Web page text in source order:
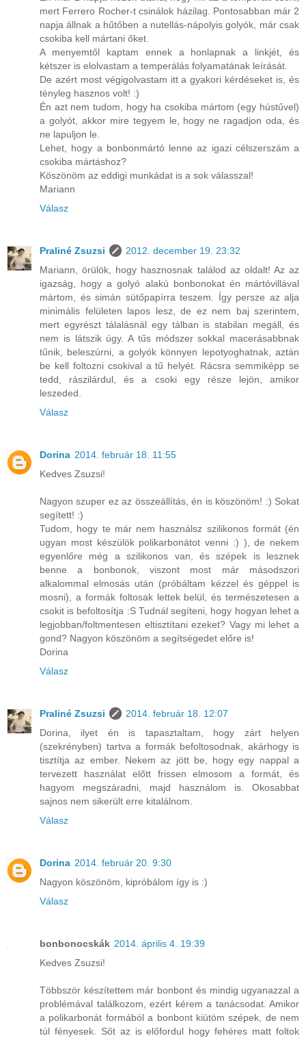
mert Ferrero Rocher-t csinálok házilag. Pontosabban már 2
napja állnak a hűtőben a nutellás-nápolyis golyók, már csak
csokiba kell mártani őket.
A menyemtől kaptam ennek a honlapnak a linkjét, és
kétszer is elolvastam a temperálás folyamatának leírását.
De azért most végigolvastam itt a gyakori kérdéseket is, és
tényleg hasznos volt! :)
Én azt nem tudom, hogy ha csokiba mártom (egy hústűvel)
a golyót, akkor mire tegyem le, hogy ne ragadjon oda, és
ne lapuljon le.
Lehet, hogy a bonbonmártó lenne az igazi célszerszám a
csokiba mártáshoz?
Köszönöm az eddigi munkádat is a sok válasszal!
Mariann
Válasz
Praliné Zsuzsi
2012. december 19. 23:32
Mariann, örülök, hogy hasznosnak találod az oldalt! Az az
igazság, hogy a golyó alakú bonbonokat én mártóvillával
mártom, és simán sütőpapírra teszem. Így persze az alja
minimális felületen lapos lesz, de ez nem baj szerintem,
mert egyrészt tálalásnál egy tálban is stabilan megáll, és
nem is látszik úgy. A tűs módszer sokkal macerásabbnak
tűnik, beleszúrni, a golyók könnyen lepotyoghatnak, aztán
be kell foltozni csokival a tű helyét. Rácsra semmiképp se
tedd, rászilárdul, és a csoki egy része lejön, amikor
leszeded.
Válasz
Dorina 2014. február 18. 11:55
Kedves Zsuzsi!
Nagyon szuper ez az összeállítás, én is köszönöm! :) Sokat
segített! :)
Tudom, hogy te már nem használsz szilikonos formát (én
ugyan most készülök polikarbonátot venni :) ), de nekem
egyenlőre még a szilikonos van, és szépek is lesznek
benne a bonbonok, viszont most már másodszori
alkalommal elmosás után (próbáltam kézzel és géppel is
mosni), a formák foltosak lettek belül, és természetesen a
csokit is befoltosítja :S Tudnál segíteni, hogy hogyan lehet a
legjobban/foltmentesen eltisztítani ezeket? Vagy mi lehet a
gond? Nagyon köszönöm a segítségedet előre is!
Dorina
Válasz
Praliné Zsuzsi
2014. február 18. 12:07
Dorina, ilyet én is tapasztaltam, hogy zárt helyen
(szekrényben) tartva a formák befoltosodnak, akárhogy is
tisztítja az ember. Nekem az jött be, hogy egy nappal a
tervezett használat előtt frissen elmosom a formát, és
hagyom megszáradni, majd használom is. Okosabbat
sajnos nem sikerült erre kitalálnom.
Válasz
Dorina 2014. február 20. 9:30
Nagyon köszönöm, kipróbálom így is :)
Válasz
bonbonocskák 2014. április 4. 19:39
Kedves Zsuzsi!
Többször készítettem már bonbont és mindig ugyanazzal a
problémával találkozom, ezért kérem a tanácsodat. Amikor
a polikarbonát formából a bonbont kiütöm szépek, de nem
túl fényesek. Sőt az is előfordul hogy fehéres matt foltok